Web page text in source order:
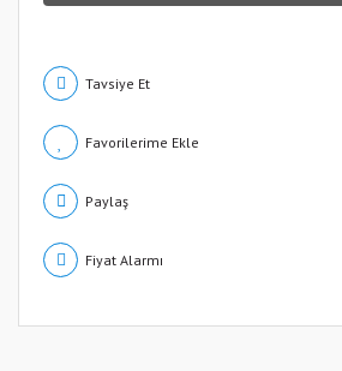
Tavsiye Et
Paylaş
Fiyat Alarmı